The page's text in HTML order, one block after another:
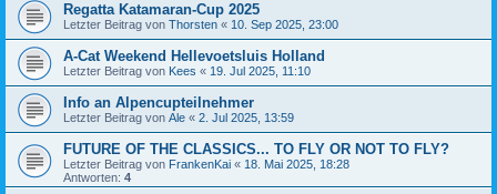
Regatta Katamaran-Cup 2025
Letzter Beitrag von Thorsten « 10. Sep 2025, 23:00
A-Cat Weekend Hellevoetsluis Holland
Letzter Beitrag von Kees « 19. Jul 2025, 11:10
Info an Alpencupteilnehmer
Letzter Beitrag von Ale « 2. Jul 2025, 13:59
FUTURE OF THE CLASSICS... TO FLY OR NOT TO FLY?
Letzter Beitrag von FrankenKai « 18. Mai 2025, 18:28
Antworten: 4